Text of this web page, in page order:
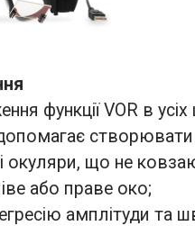
функції VOR в
створювати
окуляри, що не
або праве око;
амплітуди та